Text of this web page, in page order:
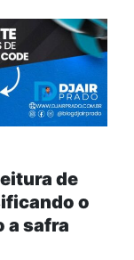
de
o
a safra